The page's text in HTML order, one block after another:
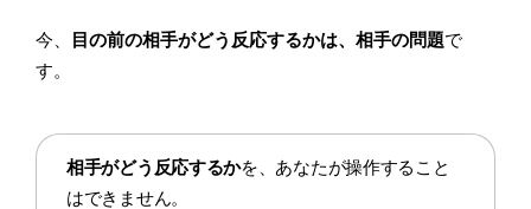
今、 目の前の相手がどう反応するかは、相手の問題で
す。
相手がどう反応するかを、あなたが操作すること
はできません。